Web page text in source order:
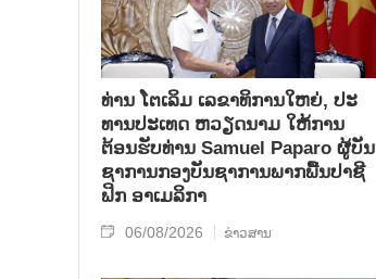
ທ່ານ ໂຕ​ເລິມ ເລ​ຂາ​ທິ​ການ​ໃຫຍ່, ປະ​
ທານ​ປະ​ເທດ ​ຫວຽດ​ນາມ ໃຫ້​ການ​
ຕ້ອນ​ຮັບ​ທ່ານ Samuel Paparo ຜູ້​ບັນ​
ຊາ​ການກອງ​ບັນ​ຊາ​ການພາກ​ພື້ນ​ປາ​ຊີ​
ຟິກ ອາ​ເມ​ລິ​ກາ
06/08/2026 ຂ່າວສານ